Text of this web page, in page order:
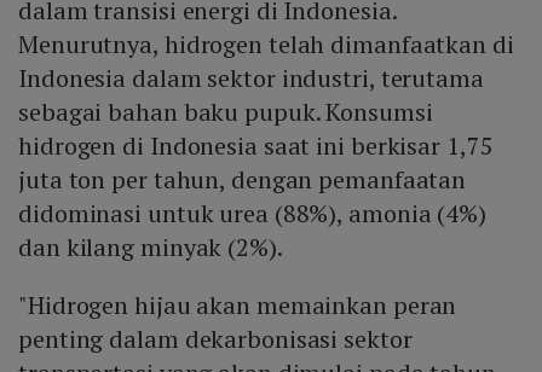
dalam transisi energi di Indonesia.
Menurutnya, hidrogen telah dimanfaatkan di
Indonesia dalam sektor industri, terutama
sebagai bahan baku pupuk. Konsumsi
hidrogen di Indonesia saat ini berkisar 1,75
juta ton per tahun, dengan pemanfaatan
didominasi untuk urea (88%), amonia (4%)
dan kilang minyak (2%).
"Hidrogen hijau akan memainkan peran
penting dalam dekarbonisasi sektor